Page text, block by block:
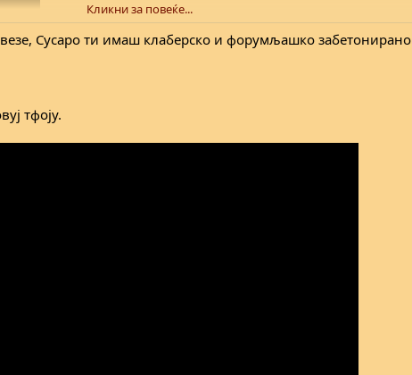
Кликни за повеќе...
Сусаро ти имаш клаберско и форумљашко
тфоју.